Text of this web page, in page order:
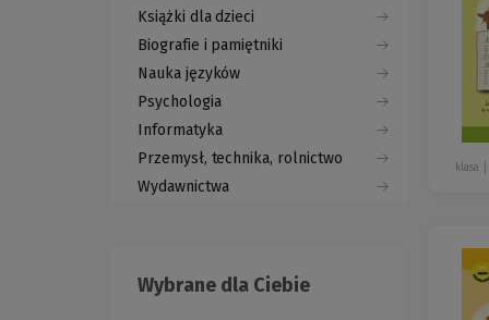
Książki dla dzieci
Biografie i pamiętniki
Nauka języków
Psychologia
Informatyka
Przemysł, technika, rolnictwo
Wydawnictwa
Wybrane dla Ciebie
klasa